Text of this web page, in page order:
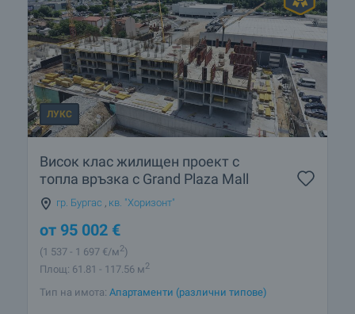
ЛУКС
Висок клас жилищен проект с
топла връзка с Grand Plaza Mall
гр. Бургас кв. "Хоризонт"
от 95 002 €
(1 537 - 1 697 €/м2)
Площ: 61.81 - 117.56 м2
Тип на имота: Апартаменти (различни типове)